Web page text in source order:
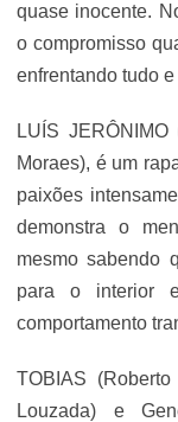
quase inocente.
o compromisso
enfrentando tudo
LUÍS
Moraes), é um
paixões
demonstra o
mesmo sabendo
para o interior
comportamento
TOBIAS
Louzada) e